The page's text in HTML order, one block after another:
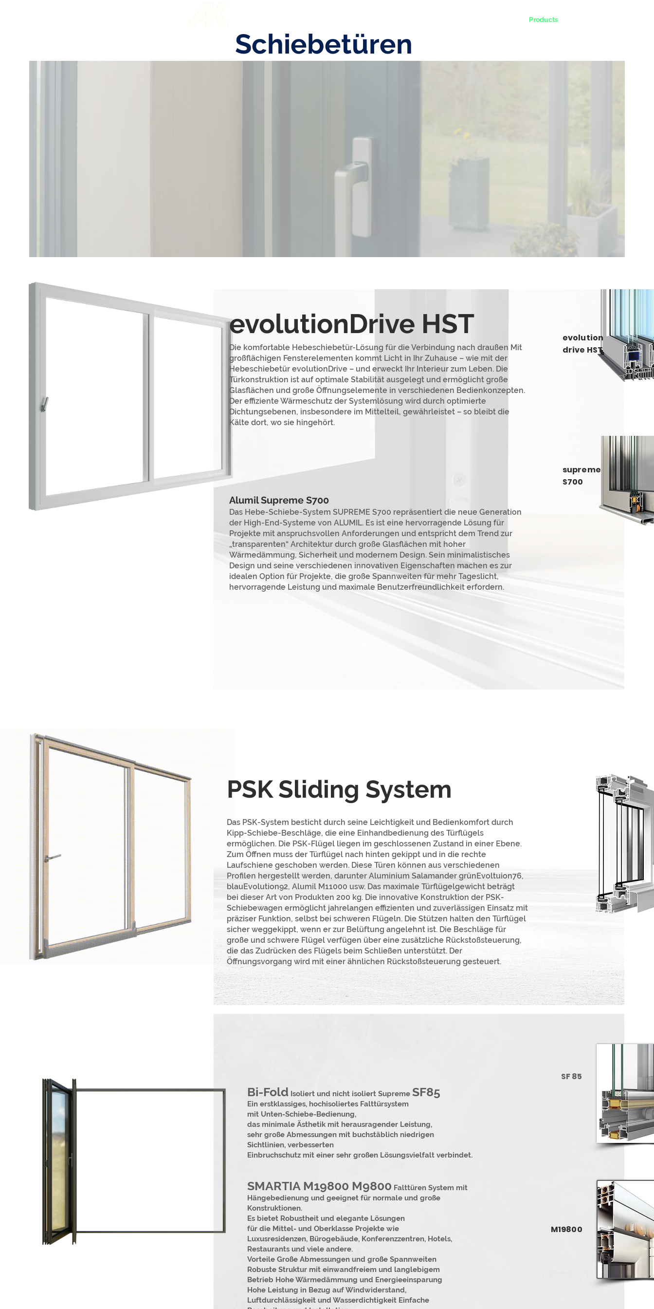
Products
Schiebetüren
evolutionDrive HST
Die komfortable Hebeschiebetür-Lösung für die Verbindung nach draußen Mit
großflächigen Fensterelementen kommt Licht in Ihr Zuhause – wie mit der
Hebeschiebetür evolutionDrive – und erweckt Ihr Interieur zum Leben. Die
Türkonstruktion ist auf optimale Stabilität ausgelegt und ermöglicht große
Glasflächen und große Öffnungselemente in verschiedenen Bedienkonzepten.
Der effiziente Wärmeschutz der Systemlösung wird durch optimierte
Dichtungsebenen, insbesondere im Mittelteil, gewährleistet – so bleibt die
Kälte dort, wo sie hingehört.
Alumil Supreme S700
Das Hebe-Schiebe-System SUPREME S700 repräsentiert die neue Generation
der High-End-Systeme von ALUMIL. Es ist eine hervorragende Lösung für
Projekte mit anspruchsvollen Anforderungen und entspricht dem Trend zur
„transparenten“ Architektur durch große Glasflächen mit hoher
Wärmedämmung, Sicherheit und modernem Design. Sein minimalistisches
Design und seine verschiedenen innovativen Eigenschaften machen es zur
idealen Option für Projekte, die große Spannweiten für mehr Tageslicht,
hervorragende Leistung und maximale Benutzerfreundlichkeit erfordern.
evolution
drive HST
supreme
S700
PSK Sliding System
Das PSK-System besticht durch seine Leichtigkeit und Bedienkomfort durch
Kipp-Schiebe-Beschläge, die eine Einhandbedienung des Türflügels
ermöglichen. Die PSK-Flügel liegen im geschlossenen Zustand in einer Ebene.
Zum Öffnen muss der Türflügel nach hinten gekippt und in die rechte
Laufschiene geschoben werden. Diese Türen können aus verschiedenen
Profilen hergestellt werden, darunter Aluminium Salamander grünEvoltuion76,
blauEvolution92, Alumil M11000 usw. Das maximale Türflügelgewicht beträgt
bei dieser Art von Produkten 200 kg. Die innovative Konstruktion der PSK-
Schiebewagen ermöglicht jahrelangen effizienten und zuverlässigen Einsatz mit
präziser Funktion, selbst bei schweren Flügeln. Die Stützen halten den Türflügel
sicher weggekippt, wenn er zur Belüftung angelehnt ist. Die Beschläge für
große und schwere Flügel verfügen über eine zusätzliche Rückstoßsteuerung,
die das Zudrücken des Flügels beim Schließen unterstützt. Der
Öffnungsvorgang wird mit einer ähnlichen Rückstoßsteuerung gesteuert.
Bi-Fold Isoliert und nicht isoliert Supreme SF85
Ein erstklassiges, hochisoliertes Falttürsystem
mit Unten-Schiebe-Bedienung,
das minimale Ästhetik mit herausragender Leistung,
sehr große Abmessungen mit buchstäblich niedrigen
Sichtlinien, verbesserten
Einbruchschutz mit einer sehr großen Lösungsvielfalt verbindet.
SMARTIA M19800 M9800 Falttüren System mit
Hängebedienung und geeignet für normale und große
Konstruktionen.
Es bietet Robustheit und elegante Lösungen
für die Mittel- und Oberklasse Projekte wie
Luxusresidenzen, Bürogebäude, Konferenzzentren, Hotels,
Restaurants und viele andere. ​
Vorteile Große Abmessungen und große Spannweiten
Robuste Struktur mit einwandfreiem und langlebigem
Betrieb Hohe Wärmedämmung und Energieeinsparung
Hohe Leistung in Bezug auf Windwiderstand,
Luftdurchlässigkeit und Wasserdichtigkeit Einfache
SF 85
M19800